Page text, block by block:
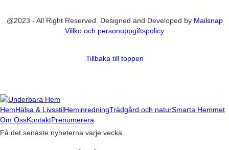
@2023 - All Right Reserved. Designed and Developed by Mailsnap
Villko och personuppgiftspolicy
Tillbaka till toppen
HemHälsa & LivsstilHeminredningTrädgård och naturSmarta Hemmet
Om OssKontaktPrenumerera
Få det senaste nyheterna varje vecka